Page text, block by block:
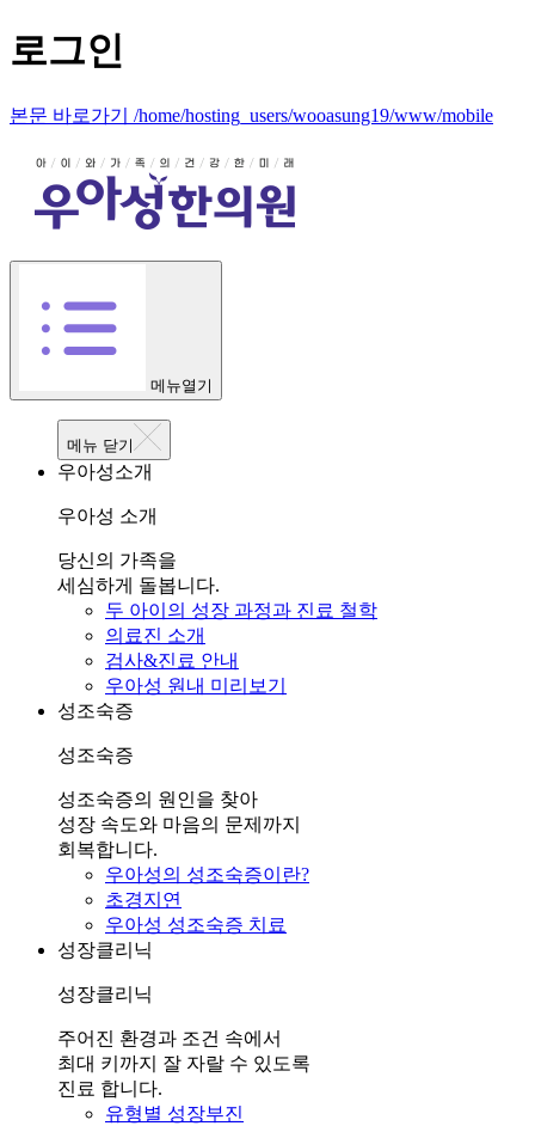
로그인
본문 바로가기 /home/hosting_users/wooasung19/www/mobile
메뉴열기
메뉴 닫기
우아성소개
우아성 소개
당신의 가족을
세심하게 돌봅니다.
두 아이의 성장 과정과 진료 철학
의료진 소개
검사&진료 안내
우아성 원내 미리보기
성조숙증
성조숙증
성조숙증의 원인을 찾아
성장 속도와 마음의 문제까지
회복합니다.
우아성의 성조숙증이란?
초경지연
우아성 성조숙증 치료
성장클리닉
성장클리닉
주어진 환경과 조건 속에서
최대 키까지 잘 자랄 수 있도록
진료 합니다.
유형별 성장부진